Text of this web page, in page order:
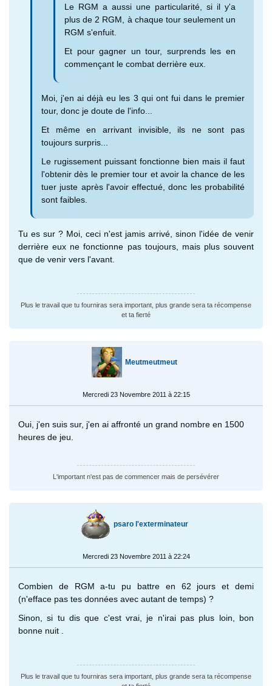
Le RGM a aussi une particularité, si il y'a
plus de 2 RGM, à chaque tour seulement un
RGM s'enfuit.
Et pour gagner un tour, surprends les en
commençant le combat derrière eux.
Moi, j'en ai déjà eu les 3 qui ont fui dans le premier
tour, donc je doute de l'info...
Et même en arrivant invisible, ils ne sont pas
toujours surpris...
Le rugissement puissant fonctionne bien mais il faut
l'obtenir dès le premier tour et avoir la chance de les
tuer juste après l'avoir effectué, donc les probabilité
sont faibles.
Tu es sur ? Moi, ceci n'est jamis arrivé, sinon l'idée de venir
derrière eux ne fonctionne pas toujours, mais plus souvent
que de venir vers l'avant.
Plus le travail que tu fourniras sera important, plus grande sera ta récompense
et ta fierté
Meutmeutmeut
Mercredi 23 Novembre 2011 à 22:15
Oui, j'en suis sur, j'en ai affronté un grand nombre en 1500
heures de jeu.
L'important n'est pas de commencer mais de persévérer
psaro l'exterminateur
Mercredi 23 Novembre 2011 à 22:24
Combien de RGM a-tu pu battre en 62 jours et demi
(n'efface pas tes données avec autant de temps) ?
Sinon, si tu dis que c'est vrai, je n'irai pas plus loin, bon
bonne nuit .
Plus le travail que tu fourniras sera important, plus grande sera ta récompense